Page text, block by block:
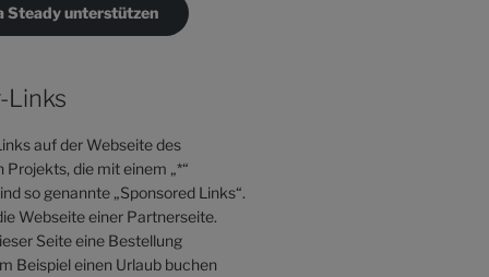
Steady unterstützen
Links
auf der Webseite des
die mit einem „*“
so genannte „Sponsored Links“.
Webseite einer Partnerseite.
Seite eine Bestellung
Beispiel einen Urlaub buchen